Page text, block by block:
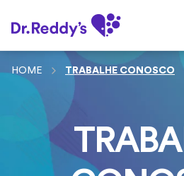
TRABALHE CONOSCO